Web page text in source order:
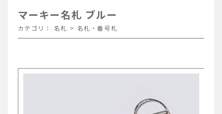
マーキー名札 ブルー
カテゴリ： 名札 > 名札・番号札